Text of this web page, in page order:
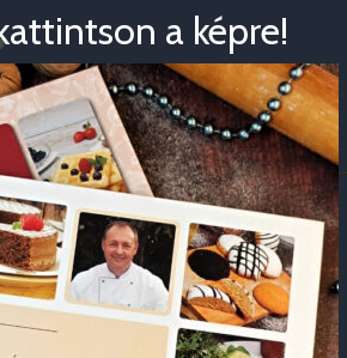
a képre!